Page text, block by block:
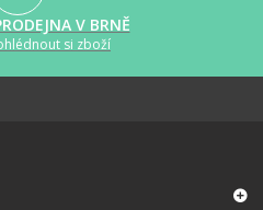
V BRNĚ
si zboží